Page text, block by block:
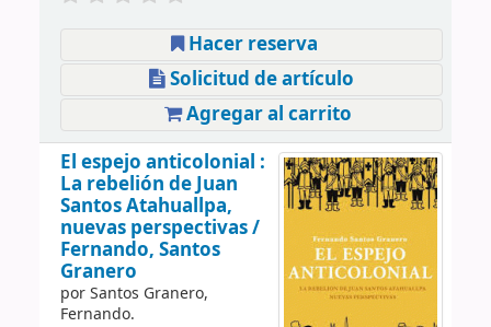
Hacer reserva
Solicitud de artículo
Agregar al carrito
El espejo anticolonial :
La rebelión de Juan
Santos Atahuallpa,
nuevas perspectivas /
Fernando, Santos
Granero
porSantos Granero,
Fernando.